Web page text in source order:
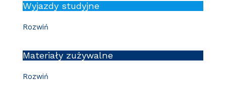
Wyjazdy studyjne
Rozwiń
Materiały zużywalne
Rozwiń